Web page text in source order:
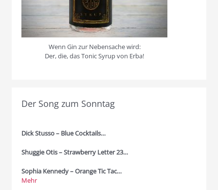
Wenn Gin zur Nebensache wird:
Der, die, das Tonic Syrup von Erba!
Der Song zum Sonntag
Dick Stusso – Blue Cocktails…
Shuggie Otis – Strawberry Letter 23…
Sophia Kennedy – Orange Tic Tac…
Mehr